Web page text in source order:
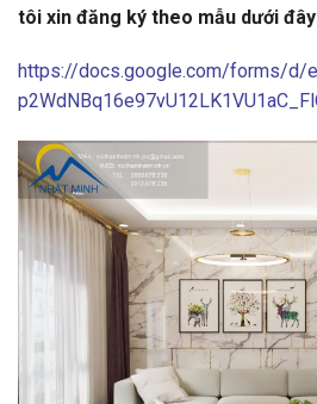
tôi xin đăng ký theo mẫu dưới
https://docs.google.com/forms/d/